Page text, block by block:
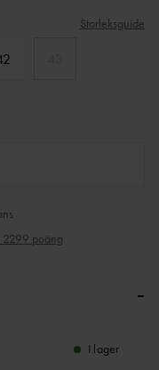
Storleksguide
2299 poäng
–
I lager